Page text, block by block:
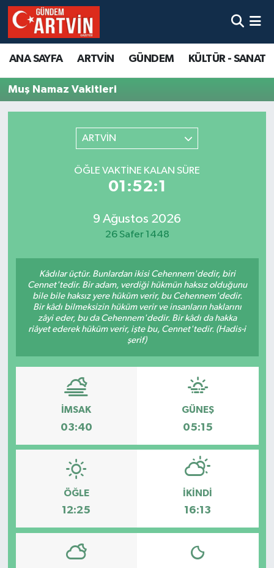
ANA SAYFA ARTVİN GÜNDEM KÜLTÜR - SANAT
Muş Namaz Vakitleri
ARTVİN
ÖĞLE VAKTINE KALAN SÜRE
01:52:1
9 Ağustos 2026
26 Safer 1448
Kâdılar üçtür. Bunlardan ikisi Cehennem'dedir, biri
Cennet'tedir. Bir adam, verdiği hükmün haksız olduğunu
bile bile haksız yere hüküm verir, bu Cehennem'dedir.
Bir kâdı bilmeksizin hüküm verir ve insanların haklarını
zâyi eder, bu da Cehennem'dedir. Bir kâdı da hakka
riâyet ederek hüküm verir, işte bu, Cennet'tedir. (Hadis-i
şerif)
İMSAK
03:40
GÜNEŞ
05:15
ÖĞLE
12:25
İKINDI
16:13